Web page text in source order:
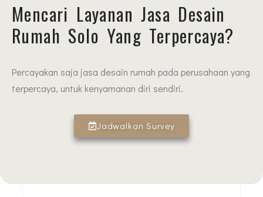
Mencari Layanan Jasa Desain
Rumah Solo Yang Terpercaya?
Percayakan saja jasa desain rumah pada perusahaan yang
terpercaya, untuk kenyamanan diri sendiri.
Jadwalkan Survey